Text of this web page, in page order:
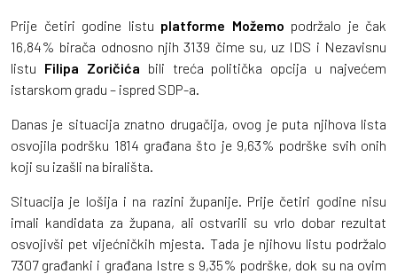
Prije četiri godine listu platforme Možemo podržalo je čak
16,84% birača odnosno njih 3139 čime su, uz IDS i Nezavisnu
listu Filipa Zoričića bili treća politička opcija u najvećem
istarskom gradu – ispred SDP-a.
Danas je situacija znatno drugačija, ovog je puta njihova lista
osvojila podršku 1814 građana što je 9,63% podrške svih onih
koji su izašli na birališta.
Situacija je lošija i na razini županije. Prije četiri godine nisu
imali kandidata za župana, ali ostvarili su vrlo dobar rezultat
osvojivši pet vijećničkih mjesta. Tada je njihovu listu podržalo
7307 građanki i građana Istre s 9,35% podrške, dok su na ovim